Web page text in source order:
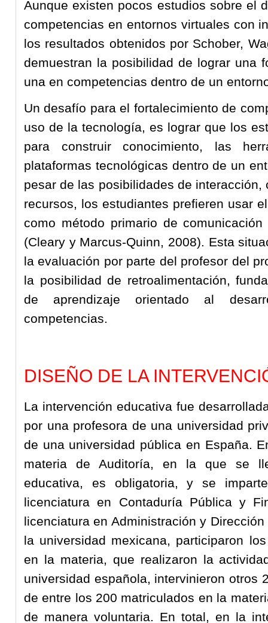
Aunque existen pocos estudios sobre el
competencias en entornos virtuales con
los resultados obtenidos por Schober,
demuestran la posibilidad de lograr una
una en competencias dentro de un
Un desafío para el fortalecimiento de
uso de la tecnología, es lograr que los
para construir conocimiento, las
plataformas tecnológicas dentro de un
pesar de las posibilidades de
recursos, los estudiantes prefieren usar
como método primario de
(Cleary y Marcus-Quinn, 2008). Esta
la evaluación por parte del profesor del
la posibilidad de retroalimentación,
de aprendizaje orientado al
competencias.
DISEÑO DE LA
La intervención educativa fue
por una profesora de una universidad
de una universidad pública en España.
materia de Auditoría, en la que se
educativa, es obligatoria, y se
licenciatura en Contaduría Pública y
licenciatura en Administración y
la universidad mexicana, participaron
en la materia, que realizaron la
universidad española, intervinieron otros
de entre los 200 matriculados en la
de manera voluntaria. En total, en la